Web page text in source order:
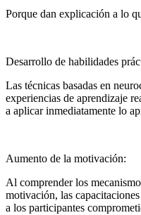
Porque dan explicación a lo
Desarrollo de habilidades
Las técnicas basadas en
experiencias de aprendizaje
a aplicar inmediatamente lo
Aumento de la motivación:
Al comprender los
motivación, las
a los participantes